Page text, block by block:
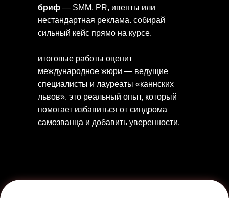
бриф — SMM, PR, ивенты или
нестандартная реклама. собирай
сильный кейс прямо на курсе.
итоговые работы оценит
международное жюри — ведущие
специалисты и лауреаты «каннских
львов». это реальный опыт, который
помогает избавиться от синдрома
самозванца и добавить уверенности.